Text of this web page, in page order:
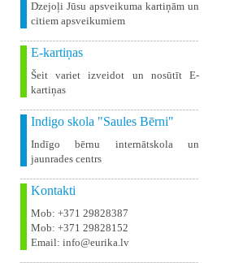
Dzejoļi Jūsu apsveikuma kartiņām un
citiem apsveikumiem
E-kartiņas
Šeit variet izveidot un nosūtīt E-
kartiņas
Indigo skola "Saules Bērni"
Indīgo bērnu internātskola un
jaunrades centrs
Kontakti
Mob: +371 29828387
Mob: +371 29828152
Email: info@eurika.lv